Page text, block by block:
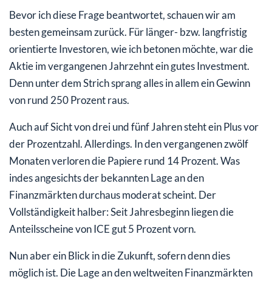
Bevor ich diese Frage beantwortet, schauen wir am
besten gemeinsam zurück. Für länger- bzw. langfristig
orientierte Investoren, wie ich betonen möchte, war die
Aktie im vergangenen Jahrzehnt ein gutes Investment.
Denn unter dem Strich sprang alles in allem ein Gewinn
von rund 250 Prozent raus.
Auch auf Sicht von drei und fünf Jahren steht ein Plus vor
der Prozentzahl. Allerdings. In den vergangenen zwölf
Monaten verloren die Papiere rund 14 Prozent. Was
indes angesichts der bekannten Lage an den
Finanzmärkten durchaus moderat scheint. Der
Vollständigkeit halber: Seit Jahresbeginn liegen die
Anteilsscheine von ICE gut 5 Prozent vorn.
Nun aber ein Blick in die Zukunft, sofern denn dies
möglich ist. Die Lage an den weltweiten Finanzmärkten